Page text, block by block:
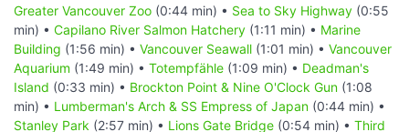
Greater Vancouver Zoo (0:44 min) • Sea to Sky Highway (0:55
min) • Capilano River Salmon Hatchery (1:11 min) • Marine
Building (1:56 min) • Vancouver Seawall (1:01 min) • Vancouver
Aquarium (1:49 min) • Totempfähle (1:09 min) • Deadman's
Island (0:33 min) • Brockton Point & Nine O'Clock Gun (1:08
min) • Lumberman's Arch & SS Empress of Japan (0:44 min) •
Stanley Park (2:57 min) • Lions Gate Bridge (0:54 min) • Third